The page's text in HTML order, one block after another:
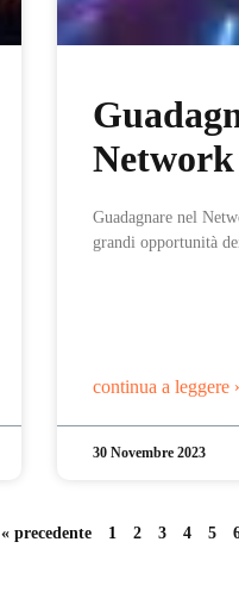
Guadagnare nel
grandi opportunità
continua a leggere
30 Novembre 2023
« precedente 1 2 3 4 5